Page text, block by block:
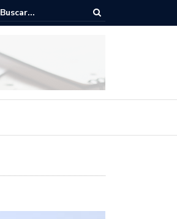
de Muertos 2025 en Guadalajara